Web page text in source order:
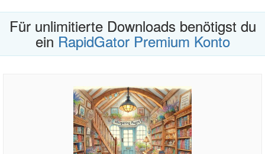
Für unlimitierte Downloads benötigst du
ein RapidGator Premium Konto